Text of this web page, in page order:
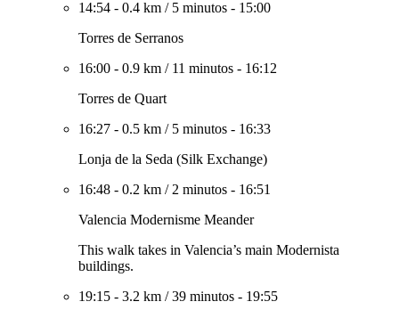
14:54 - 0.4 km / 5 minutos - 15:00
Torres de Serranos
16:00 - 0.9 km / 11 minutos - 16:12
Torres de Quart
16:27 - 0.5 km / 5 minutos - 16:33
Lonja de la Seda (Silk Exchange)
16:48 - 0.2 km / 2 minutos - 16:51
Valencia Modernisme Meander
This walk takes in Valencia’s main Modernista
buildings.
19:15 - 3.2 km /39 minutos - 19:55